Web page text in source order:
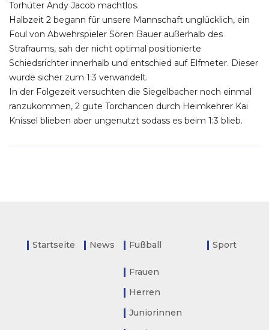
Torhüter Andy Jacob machtlos.
Halbzeit 2 begann für unsere Mannschaft unglücklich, ein
Foul von Abwehrspieler Sören Bauer außerhalb des
Strafraums, sah der nicht optimal positionierte
Schiedsrichter innerhalb und entschied auf Elfmeter. Dieser
wurde sicher zum 1:3 verwandelt.
In der Folgezeit versuchten die Siegelbacher noch einmal
ranzukommen, 2 gute Torchancen durch Heimkehrer Kai
Knissel blieben aber ungenutzt sodass es beim 1:3 blieb.
Startseite News Fußball
Frauen
Herren
Juniorinnen
Sport